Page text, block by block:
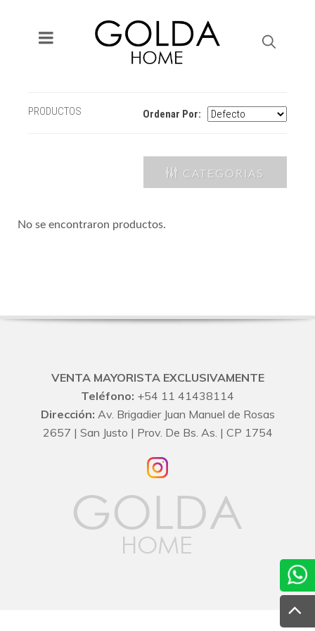
PRODUCTOS Ordenar Por:
CATEGORIAS
No se encontraron productos.
VENTA MAYORISTA EXCLUSIVAMENTE
Teléfono: +54 11 41438114
Dirección: Av. Brigadier Juan Manuel de Rosas
2657 | San Justo | Prov. De Bs. As. | CP 1754